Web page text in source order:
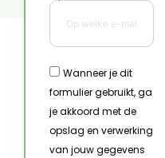
Wanneer je dit
formulier gebruikt, ga
je akkoord met de
opslag en verwerking
van jouw gegevens